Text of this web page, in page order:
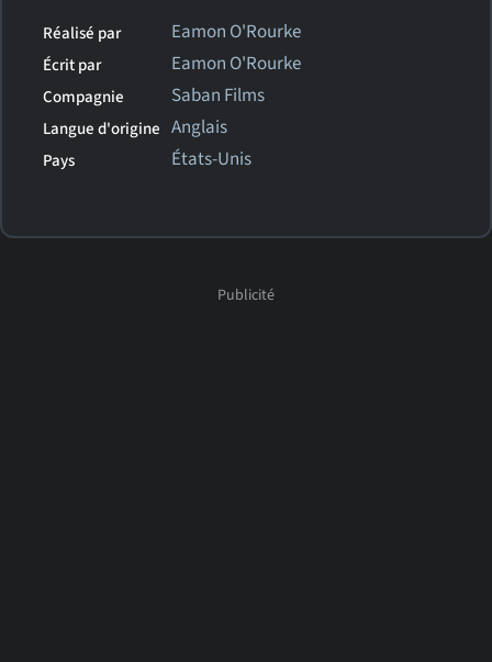
Réalisé par Eamon O'Rourke
Écrit par Eamon O'Rourke
Compagnie Saban Films
Langue d'origine Anglais
Pays États-Unis